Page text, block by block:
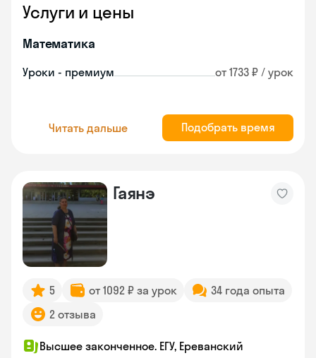
Услуги и цены
Математика
Уроки - премиум от 1733 ₽ / урок
Читать дальше Подобрать время
Гаянэ
5 от 1092 ₽ за урок
34 года опыта
2 отзыва
Высшее законченное. ЕГУ, Ереванский